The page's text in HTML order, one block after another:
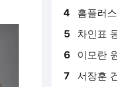
4 홈플러스
5 차인표
6 이모란
7 서장훈